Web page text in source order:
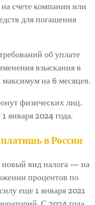
счете компании или
для погашения
об уплате
взыскания в
на 6 месяцев.
физических лиц.
января 2024 года.
в России
новый вид налога — на
процентов по
еще 1 января 2021